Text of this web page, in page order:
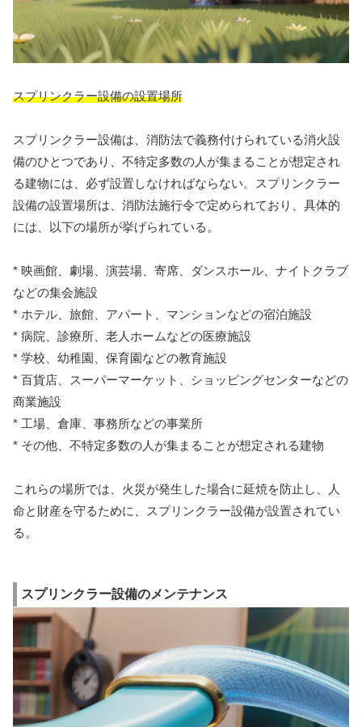
スプリンクラー設備の設置場所
スプリンクラー設備は、消防法で義務付けられている消火設
備のひとつであり、不特定多数の人が集まることが想定され
る建物には、必ず設置しなければならない。スプリンクラー
設備の設置場所は、消防法施行令で定められており、具体的
には、以下の場所が挙げられている。
* 映画館、劇場、演芸場、寄席、ダンスホール、ナイトクラブ
などの集会施設
* ホテル、旅館、アパート、マンションなどの宿泊施設
* 病院、診療所、老人ホームなどの医療施設
* 学校、幼稚園、保育園などの教育施設
* 百貨店、スーパーマーケット、ショッピングセンターなどの
商業施設
* 工場、倉庫、事務所などの事業所
* その他、不特定多数の人が集まることが想定される建物
これらの場所では、火災が発生した場合に延焼を防止し、人
命と財産を守るために、スプリンクラー設備が設置されてい
る。
スプリンクラー設備のメンテナンス